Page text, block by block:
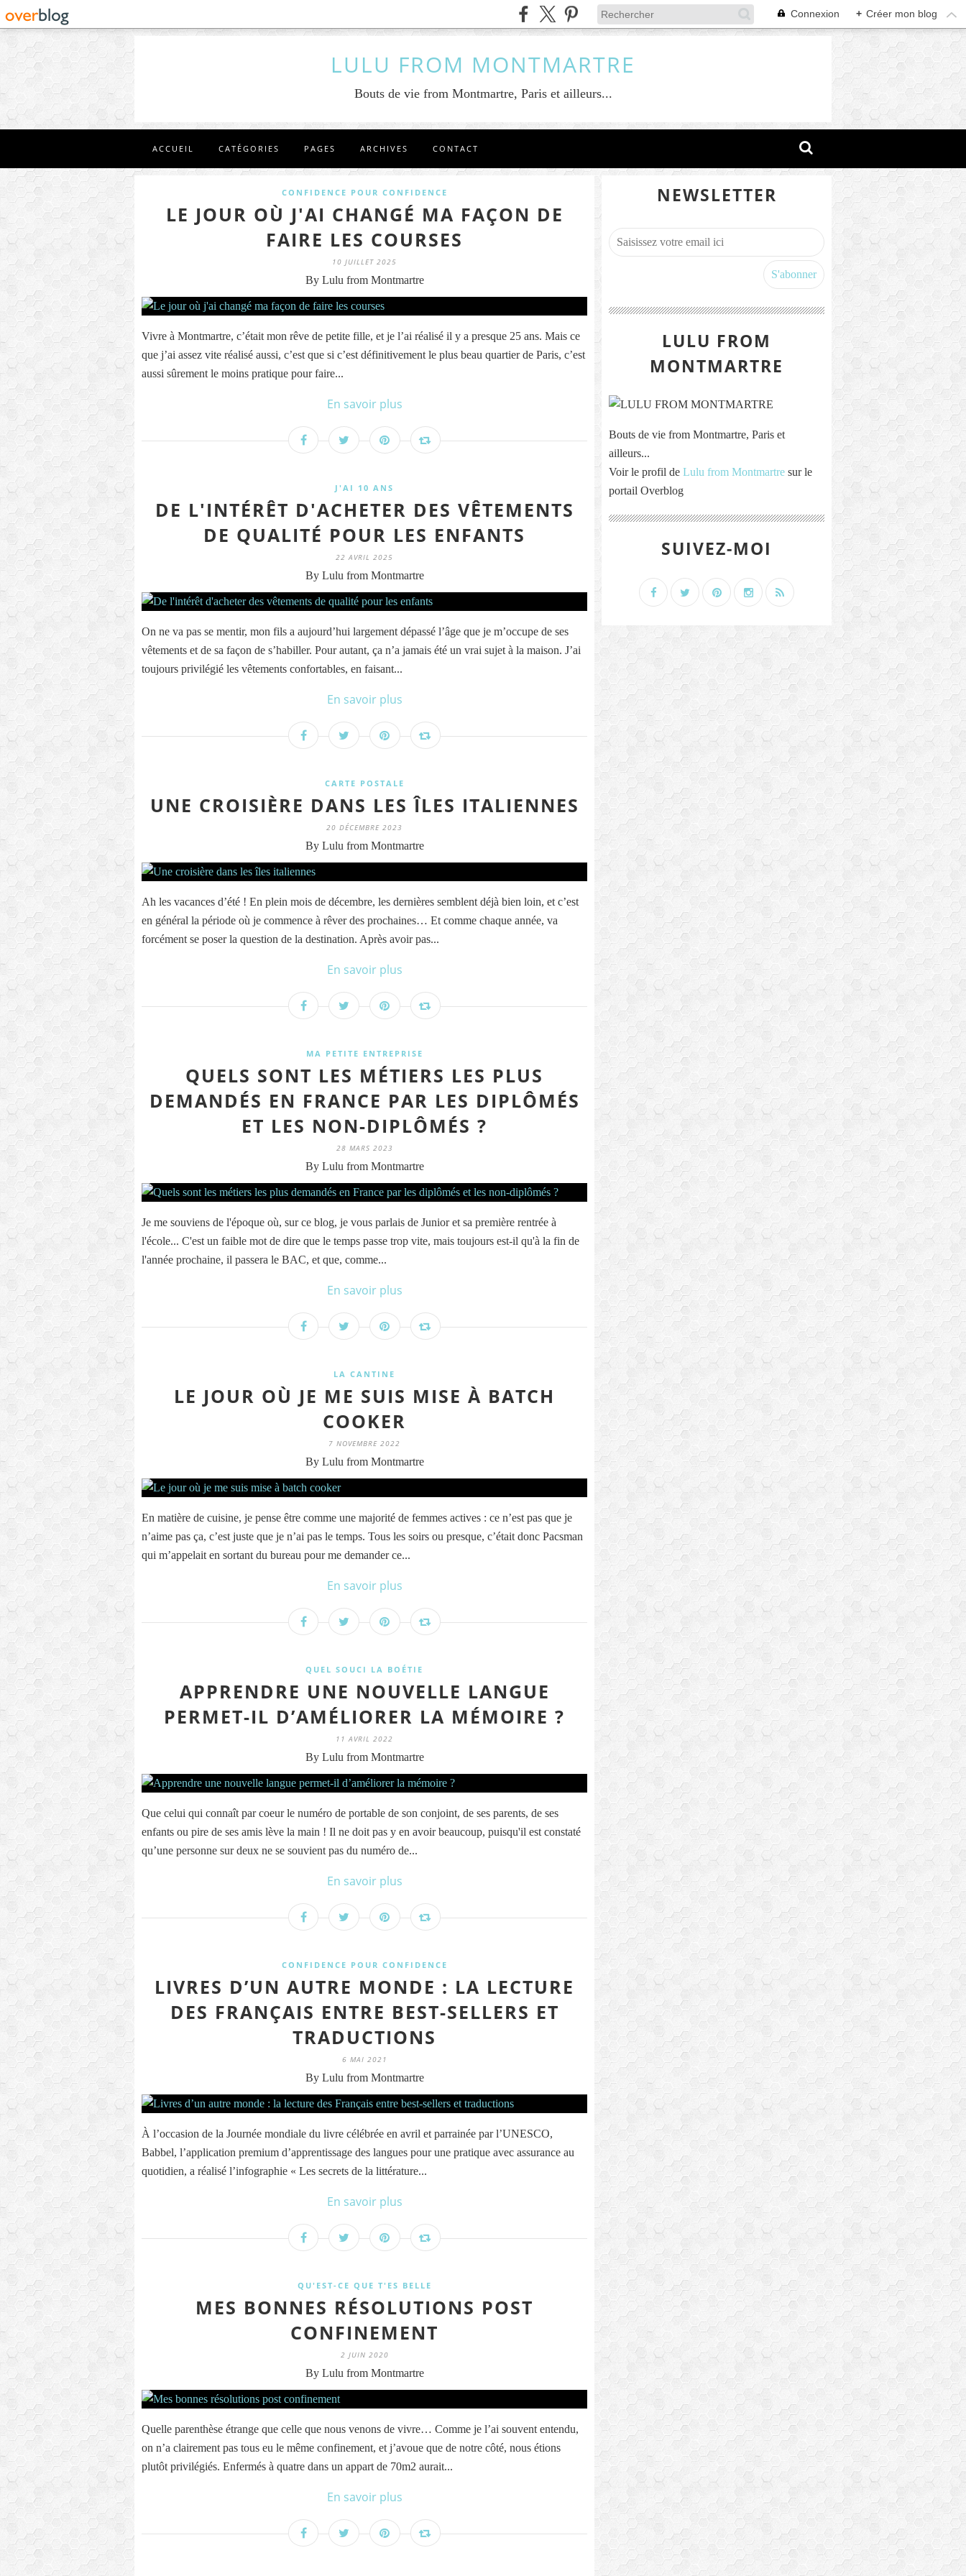
Connexion + Créer mon blog
LULU FROM MONTMARTRE
Bouts de vie from Montmartre, Paris et ailleurs...
ACCUEIL CATÉGORIES PAGES ARCHIVES CONTACT
CONFIDENCE POUR CONFIDENCE
LE JOUR OÙ J'AI CHANGÉ MA FAÇON DE
FAIRE LES COURSES
10 JUILLET 2025
By Lulu from Montmartre
Vivre à Montmartre, c’était mon rêve de petite fille, et je l’ai réalisé il y a presque 25 ans. Mais ce
que j’ai assez vite réalisé aussi, c’est que si c’est définitivement le plus beau quartier de Paris, c’est
aussi sûrement le moins pratique pour faire...
En savoir plus
J'AI 10 ANS
DE L'INTÉRÊT D'ACHETER DES VÊTEMENTS
DE QUALITÉ POUR LES ENFANTS
22 AVRIL 2025
By Lulu from Montmartre
On ne va pas se mentir, mon fils a aujourd’hui largement dépassé l’âge que je m’occupe de ses
vêtements et de sa façon de s’habiller. Pour autant, ça n’a jamais été un vrai sujet à la maison. J’ai
toujours privilégié les vêtements confortables, en faisant...
En savoir plus
CARTE POSTALE
UNE CROISIÈRE DANS LES ÎLES ITALIENNES
20 DÉCEMBRE 2023
By Lulu from Montmartre
Ah les vacances d’été ! En plein mois de décembre, les dernières semblent déjà bien loin, et c’est
en général la période où je commence à rêver des prochaines… Et comme chaque année, va
forcément se poser la question de la destination. Après avoir pas...
En savoir plus
MA PETITE ENTREPRISE
QUELS SONT LES MÉTIERS LES PLUS
DEMANDÉS EN FRANCE PAR LES DIPLÔMÉS
ET LES NON-DIPLÔMÉS ?
28 MARS 2023
By Lulu from Montmartre
Je me souviens de l'époque où, sur ce blog, je vous parlais de Junior et sa première rentrée à
l'école... C'est un faible mot de dire que le temps passe trop vite, mais toujours est-il qu'à la fin de
l'année prochaine, il passera le BAC, et que, comme...
En savoir plus
LA CANTINE
LE JOUR OÙ JE ME SUIS MISE À BATCH
COOKER
7 NOVEMBRE 2022
By Lulu from Montmartre
En matière de cuisine, je pense être comme une majorité de femmes actives : ce n’est pas que je
n’aime pas ça, c’est juste que je n’ai pas le temps. Tous les soirs ou presque, c’était donc Pacsman
qui m’appelait en sortant du bureau pour me demander ce...
En savoir plus
QUEL SOUCI LA BOÉTIE
APPRENDRE UNE NOUVELLE LANGUE
PERMET-IL D’AMÉLIORER LA MÉMOIRE ?
11 AVRIL 2022
By Lulu from Montmartre
Que celui qui connaît par coeur le numéro de portable de son conjoint, de ses parents, de ses
enfants ou pire de ses amis lève la main ! Il ne doit pas y en avoir beaucoup, puisqu'il est constaté
qu’une personne sur deux ne se souvient pas du numéro de...
En savoir plus
CONFIDENCE POUR CONFIDENCE
LIVRES D’UN AUTRE MONDE : LA LECTURE
DES FRANÇAIS ENTRE BEST-SELLERS ET
TRADUCTIONS
6 MAI 2021
By Lulu from Montmartre
À l’occasion de la Journée mondiale du livre célébrée en avril et parrainée par l’UNESCO,
Babbel, l’application premium d’apprentissage des langues pour une pratique avec assurance au
quotidien, a réalisé l’infographie « Les secrets de la littérature...
En savoir plus
QU'EST-CE QUE T'ES BELLE
MES BONNES RÉSOLUTIONS POST
CONFINEMENT
2 JUIN 2020
By Lulu from Montmartre
Quelle parenthèse étrange que celle que nous venons de vivre… Comme je l’ai souvent entendu,
on n’a clairement pas tous eu le même confinement, et j’avoue que de notre côté, nous étions
plutôt privilégiés. Enfermés à quatre dans un appart de 70m2 aurait...
En savoir plus
NEWSLETTER
LULU FROM
MONTMARTRE
Bouts de vie from Montmartre, Paris et
ailleurs...
Voir le profil de Lulu from Montmartre sur le
portail Overblog
SUIVEZ-MOI